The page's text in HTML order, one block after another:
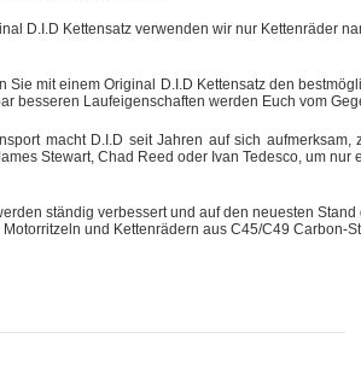
D.I.D Kettensatz verwenden wir nur Kettenräder
Sie mit einem Original D.I.D Kettensatz den
besseren Laufeigenschaften werden Euch vom
macht D.I.D seit Jahren auf sich
Stewart, Chad Reed oder Ivan Tedesco, um nur
ständig verbessert und auf den neuesten
Motorritzeln und Kettenrädern aus C45/C49 Carbon-